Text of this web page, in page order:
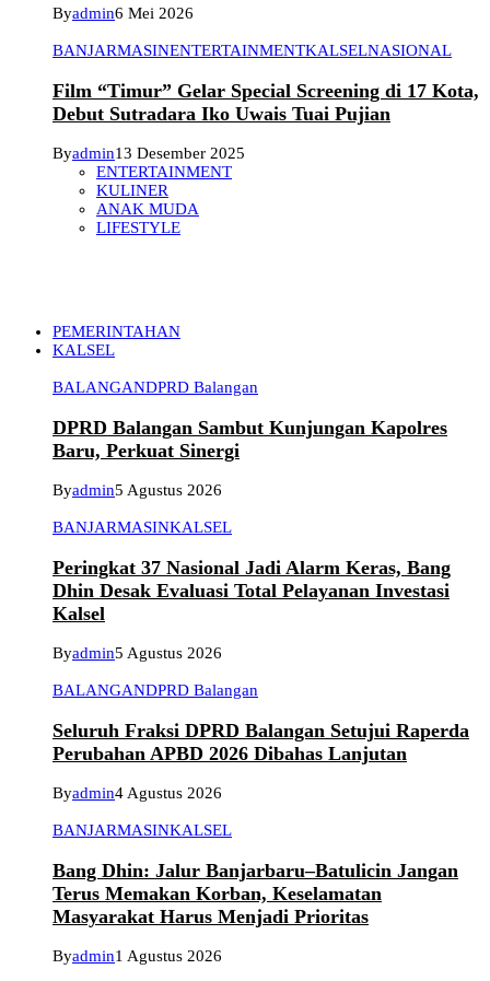
Byadmin6 Mei 2026
BANJARMASINENTERTAINMENTKALSELNASIONAL
Film “Timur” Gelar Special Screening di 17 Kota,
Debut Sutradara Iko Uwais Tuai Pujian
Byadmin13 Desember 2025
ENTERTAINMENT
KULINER
ANAK MUDA
LIFESTYLE
PEMERINTAHAN
KALSEL
BALANGANDPRD Balangan
DPRD Balangan Sambut Kunjungan Kapolres
Baru, Perkuat Sinergi
Byadmin5 Agustus 2026
BANJARMASINKALSEL
Peringkat 37 Nasional Jadi Alarm Keras, Bang
Dhin Desak Evaluasi Total Pelayanan Investasi
Kalsel
Byadmin5 Agustus 2026
BALANGANDPRD Balangan
Seluruh Fraksi DPRD Balangan Setujui Raperda
Perubahan APBD 2026 Dibahas Lanjutan
Byadmin4 Agustus 2026
BANJARMASINKALSEL
Bang Dhin: Jalur Banjarbaru–Batulicin Jangan
Terus Memakan Korban, Keselamatan
Masyarakat Harus Menjadi Prioritas
Byadmin1 Agustus 2026